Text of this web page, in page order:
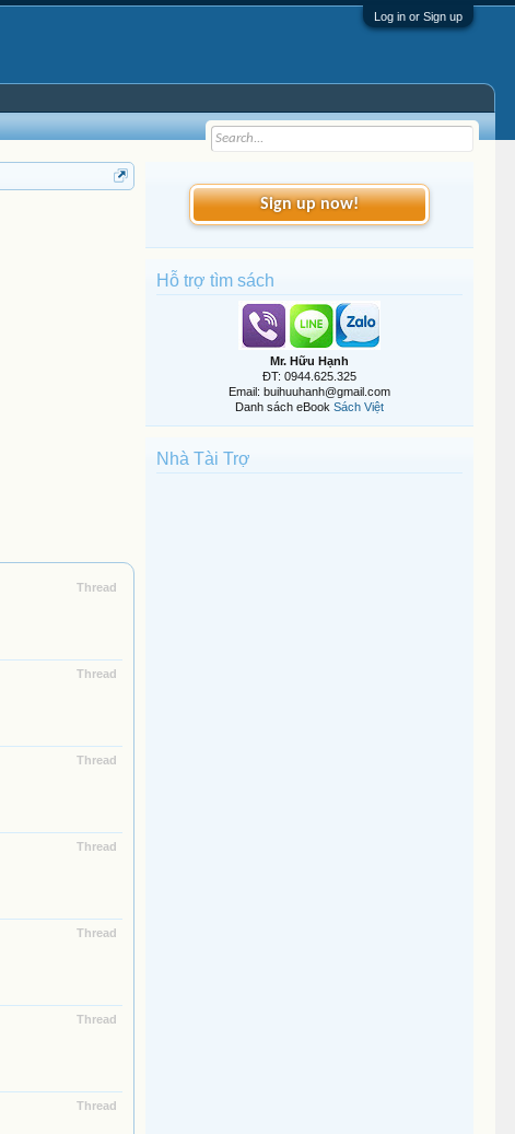
Log in or Sign up
Thread
Thread
Thread
Thread
Thread
Thread
Thread
Sign up now!
Hỗ trợ tìm sách
Mr. Hữu Hạnh
ĐT: 0944.625.325
Email: buihuuhanh@gmail.com
Danh sách eBook Sách Việt
Nhà Tài Trợ